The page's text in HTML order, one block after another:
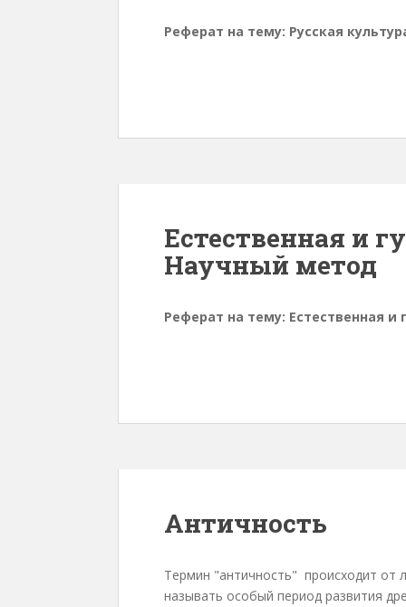
Реферат на тему: Русская
Естественная и
Научный метод
Реферат на тему: Естественная
Античность
Термин "античность" происходит от
называть особый период развития